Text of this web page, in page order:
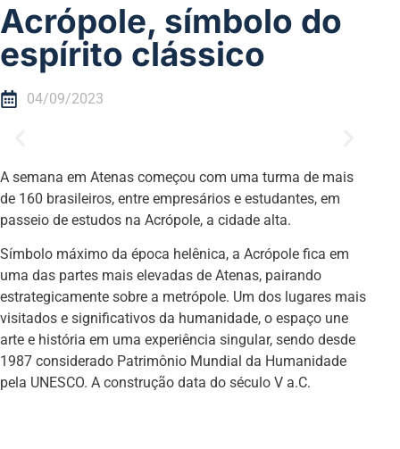
Acrópole, símbolo do
espírito clássico
04/09/2023
A semana em Atenas começou com uma turma de mais
de 160 brasileiros, entre empresários e estudantes, em
passeio de estudos na Acrópole, a cidade alta.
Símbolo máximo da época helênica, a Acrópole fica em
uma das partes mais elevadas de Atenas, pairando
estrategicamente sobre a metrópole. Um dos lugares mais
visitados e significativos da humanidade, o espaço une
arte e história em uma experiência singular, sendo desde
1987 considerado Patrimônio Mundial da Humanidade
pela UNESCO. A construção data do século V a.C.